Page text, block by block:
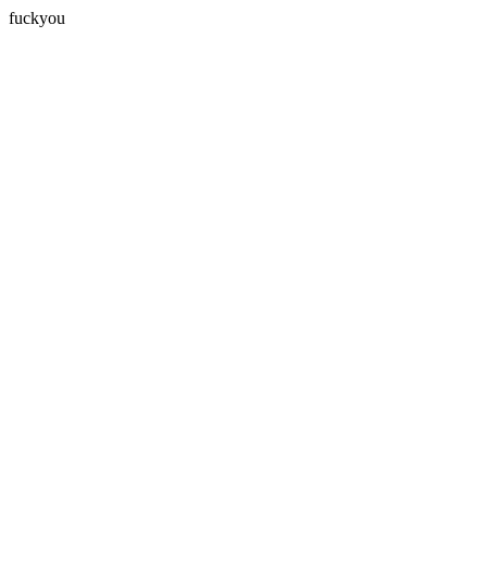
fuckyou